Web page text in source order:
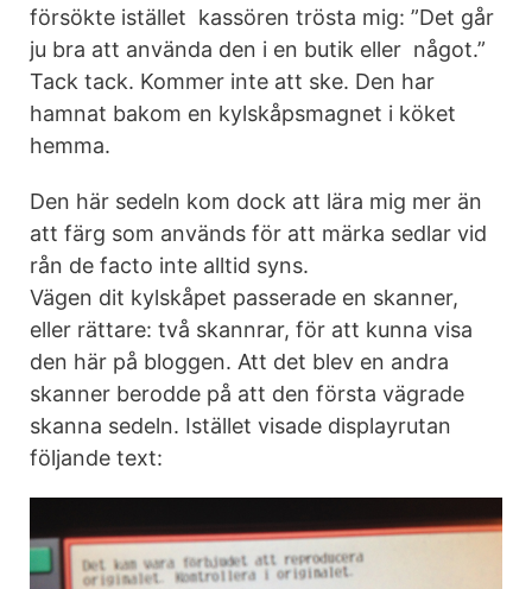
försökte istället kassören trösta mig: ”Det går
ju bra att använda den i en butik eller något.”
Tack tack. Kommer inte att ske. Den har
hamnat bakom en kylskåpsmagnet i köket
hemma.
Den här sedeln kom dock att lära mig mer än
att färg som används för att märka sedlar vid
rån de facto inte alltid syns.
Vägen dit kylskåpet passerade en skanner,
eller rättare: två skannrar, för att kunna visa
den här på bloggen. Att det blev en andra
skanner berodde på att den första vägrade
skanna sedeln. Istället visade displayrutan
följande text: